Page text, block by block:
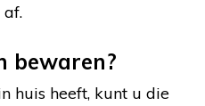
bewaren?
huis heeft, kunt u die